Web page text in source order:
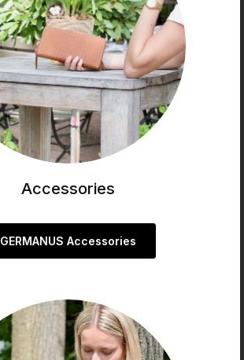
Accessories
GERMANUS Accessories